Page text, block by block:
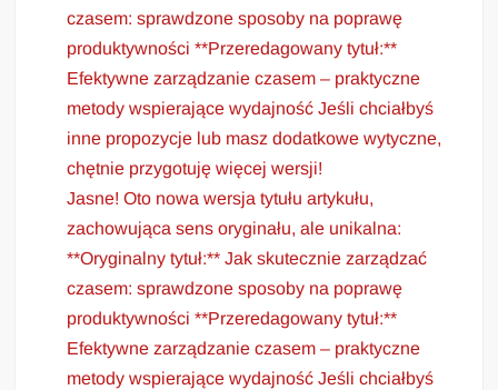
czasem: sprawdzone sposoby na poprawę
produktywności **Przeredagowany tytuł:**
Efektywne zarządzanie czasem – praktyczne
metody wspierające wydajność Jeśli chciałbyś
inne propozycje lub masz dodatkowe wytyczne,
chętnie przygotuję więcej wersji!
Jasne! Oto nowa wersja tytułu artykułu,
zachowująca sens oryginału, ale unikalna:
**Oryginalny tytuł:** Jak skutecznie zarządzać
czasem: sprawdzone sposoby na poprawę
produktywności **Przeredagowany tytuł:**
Efektywne zarządzanie czasem – praktyczne
metody wspierające wydajność Jeśli chciałbyś